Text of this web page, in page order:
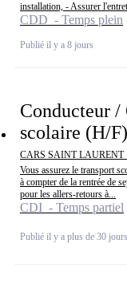
installation, - Assurer
CDD - Temps plein
Publié il y a 8 jours
Conducteur
scolaire (H/F)
CARS SAINT
Vous assurez le transport
à compter de la rentrée de
pour les allers-retours à...
CDI - Temps partiel
Publié il y a plus de 30 jours